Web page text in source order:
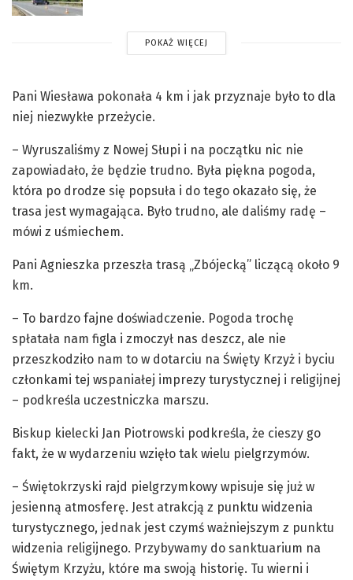
POKAŻ WIĘCEJ
Pani Wiesława pokonała 4 km i jak przyznaje było to dla
niej niezwykłe przeżycie.
– Wyruszaliśmy z Nowej Słupi i na początku nic nie
zapowiadało, że będzie trudno. Była piękna pogoda,
która po drodze się popsuła i do tego okazało się, że
trasa jest wymagająca. Było trudno, ale daliśmy radę –
mówi z uśmiechem.
Pani Agnieszka przeszła trasą „Zbójecką” liczącą około 9
km.
– To bardzo fajne doświadczenie. Pogoda trochę
spłatała nam figla i zmoczył nas deszcz, ale nie
przeszkodziło nam to w dotarciu na Święty Krzyż i byciu
członkami tej wspaniałej imprezy turystycznej i religijnej
– podkreśla uczestniczka marszu.
Biskup kielecki Jan Piotrowski podkreśla, że cieszy go
fakt, że w wydarzeniu wzięło tak wielu pielgrzymów.
– Świętokrzyski rajd pielgrzymkowy wpisuje się już w
jesienną atmosferę. Jest atrakcją z punktu widzenia
turystycznego, jednak jest czymś ważniejszym z punktu
widzenia religijnego. Przybywamy do sanktuarium na
Świętym Krzyżu, które ma swoją historię. Tu wierni i